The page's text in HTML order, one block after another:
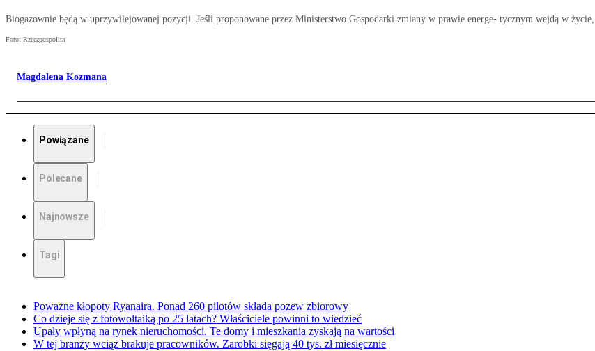
Biogazownie będą w uprzywilejowanej pozycji. Jeśli proponowane przez Ministerstwo Gospodarki zmiany w prawie energe- tycznym wejdą w
Foto: Rzeczpospolita
Magdalena Kozmana
Powiązane
Polecane
Najnowsze
Tagi
Poważne kłopoty Ryanaira. Ponad 260 pilotów składa pozew zbiorowy
Co dzieje się z fotowoltaiką po 25 latach? Właściciele powinni to wiedzieć
Upały wpłyną na rynek nieruchomości. Te domy i mieszkania zyskają na wartości
W tej branży wciąż brakuje pracowników. Zarobki sięgają 40 tys. zł miesięcznie